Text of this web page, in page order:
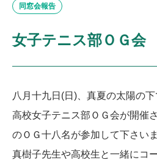
同窓会報告
女子テニス部ＯＧ会
八月十九日(日)、真夏の太陽の
高校女子テニス部ＯＧ会が開催
のＯＧ十八名が参加して下さい
真樹子先生や高校生と一緒にコ